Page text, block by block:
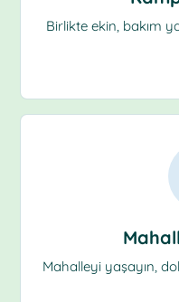
Birlikte ekin, bakım
Mahalleyi yaşayın,